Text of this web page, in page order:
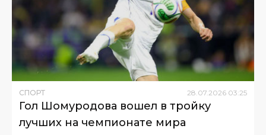
СПОРТ 28.07.2026 03:25
Гол Шомуродова вошел в тройку
лучших на чемпионате мира